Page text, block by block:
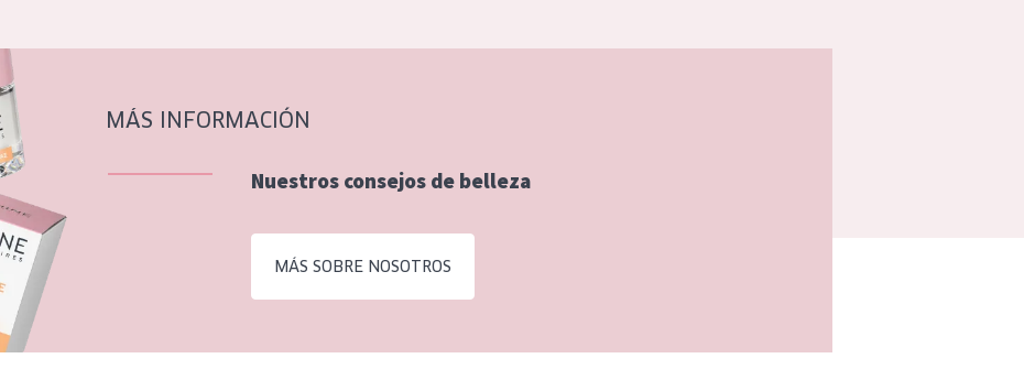
MÁS INFORMACIÓN
Nuestros consejos de belleza
MÁS SOBRE NOSOTROS